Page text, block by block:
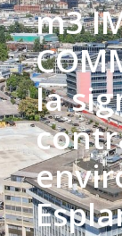
m3
la